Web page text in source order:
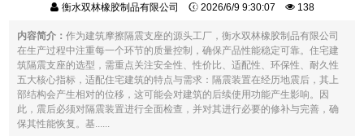
衡水双林橡胶制品有限公司 2026/6/9 9:30:07 138
内容简介：作为建筑摩擦隔震支座的源头工厂，衡水双林橡胶制品有限公司
在生产过程中注重每一个环节的质量控制，确保产品性能稳定可靠。住宅建
筑隔震支座的选型，需重点关注安全性、性价比、适配性、环保性、耐久性
五大核心指标，适配住宅建筑的特点与需求：隔震装置在经历地震后，其上
部结构会产生相对的位移，这可能会对建筑的后续使用功能产生影响。因
此，震后必须对隔震装置进行全面检查，并对其进行必要的修补与完善，确
保其性能恢复。基......